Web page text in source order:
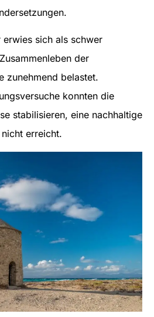
sich als schwer
der
zunehmend belastet.
konnten die
stabilisieren, eine nachhaltige
erreicht.